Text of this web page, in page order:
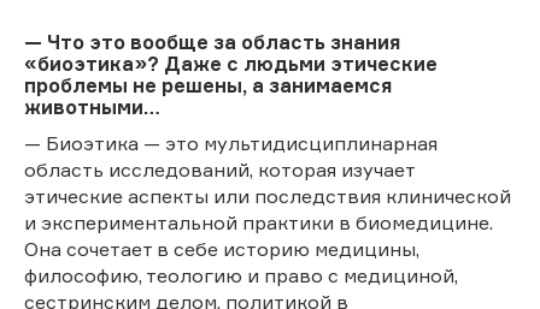
— Что это вообще за область знания
«биоэтика»? Даже с людьми этические
проблемы не решены, а занимаемся
животными…
— Биоэтика — это мультидисциплинарная
область исследований, которая изучает
этические аспекты или последствия клинической
и экспериментальной практики в биомедицине.
Она сочетает в себе историю медицины,
философию, теологию и право с медициной,
сестринским делом, политикой в